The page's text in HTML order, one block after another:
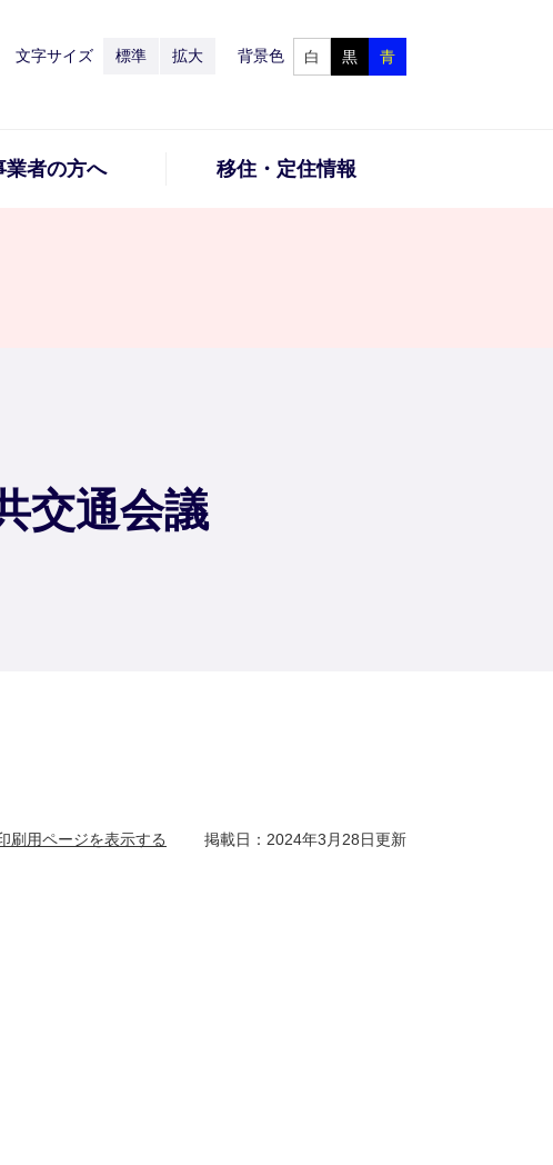
文字サイズ 標準 拡大 背景色 白 黒 青
業者の方へ 移住・定住情報
交通会議
刷用ページを表示する 掲載日：2024年3月28日更新